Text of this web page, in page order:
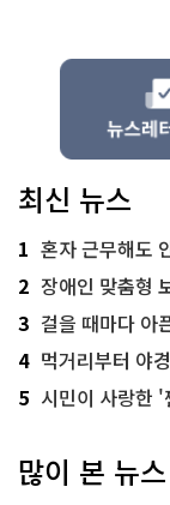
최신 뉴스
1 혼자 근무해도
2 장애인 맞춤형 보
3 걸을 때마다 아픈
4 먹거리부터 야
5 시민이 사랑한 '
많이 본 뉴스